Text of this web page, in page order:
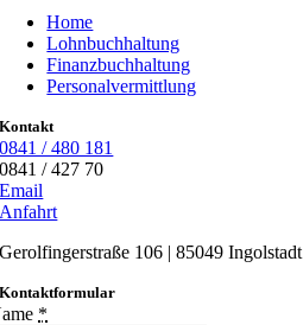
Home
Lohnbuchhaltung
Finanzbuchhaltung
Personalvermittlung
Kontakt
0841 / 480 181
0841 / 427 70
Email
Anfahrt
Gerolfingerstraße 106 | 85049 Ingolstadt
Kontaktformular
*